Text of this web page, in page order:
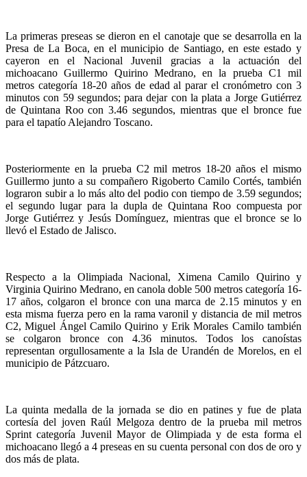
La primeras preseas se dieron en el canotaje que se desarrolla en la
Presa de La Boca, en el municipio de Santiago, en este estado y
cayeron en el Nacional Juvenil gracias a la actuación del
michoacano Guillermo Quirino Medrano, en la prueba C1 mil
metros categoría 18-20 años de edad al parar el cronómetro con 3
minutos con 59 segundos; para dejar con la plata a Jorge Gutiérrez
de Quintana Roo con 3.46 segundos, mientras que el bronce fue
para el tapatío Alejandro Toscano.
Posteriormente en la prueba C2 mil metros 18-20 años el mismo
Guillermo junto a su compañero Rigoberto Camilo Cortés, también
lograron subir a lo más alto del podio con tiempo de 3.59 segundos;
el segundo lugar para la dupla de Quintana Roo compuesta por
Jorge Gutiérrez y Jesús Domínguez, mientras que el bronce se lo
llevó el Estado de Jalisco.
Respecto a la Olimpiada Nacional, Ximena Camilo Quirino y
Virginia Quirino Medrano, en canola doble 500 metros categoría 16-
17 años, colgaron el bronce con una marca de 2.15 minutos y en
esta misma fuerza pero en la rama varonil y distancia de mil metros
C2, Miguel Ángel Camilo Quirino y Erik Morales Camilo también
se colgaron bronce con 4.36 minutos. Todos los canoístas
representan orgullosamente a la Isla de Urandén de Morelos, en el
municipio de Pátzcuaro.
La quinta medalla de la jornada se dio en patines y fue de plata
cortesía del joven Raúl Melgoza dentro de la prueba mil metros
Sprint categoría Juvenil Mayor de Olimpiada y de esta forma el
michoacano llegó a 4 preseas en su cuenta personal con dos de oro y
dos más de plata.